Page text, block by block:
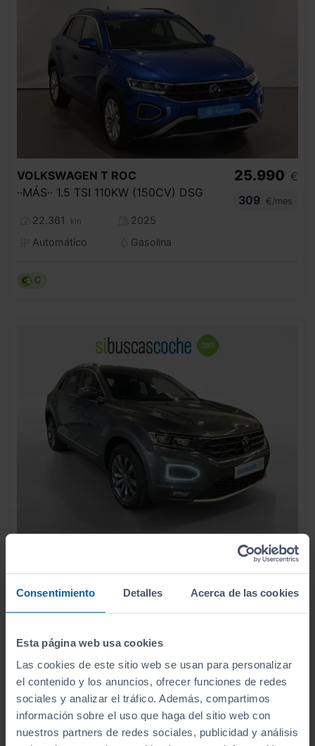
Consentimiento Detalles Acerca de las cookies
Esta página web usa cookies
Las cookies de este sitio web se usan para personalizar
el contenido y los anuncios, ofrecer funciones de redes
sociales y analizar el tráfico. Además, compartimos
información sobre el uso que haga del sitio web con
nuestros partners de redes sociales, publicidad y análisis
VOLKSWAGEN T ROC
··MÁS·· 1.5 TSI 110KW (150CV) DSG
22.361 km
2025
Automático
Gasolina
25.990 €
309
€/mes
C
SPORT 2.0 TSI 140KW (190CV) 4 MOTION DSG
67.528
2021
29.490 €